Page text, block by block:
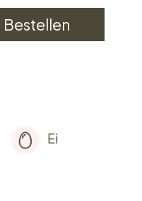
Bestellen
Ei